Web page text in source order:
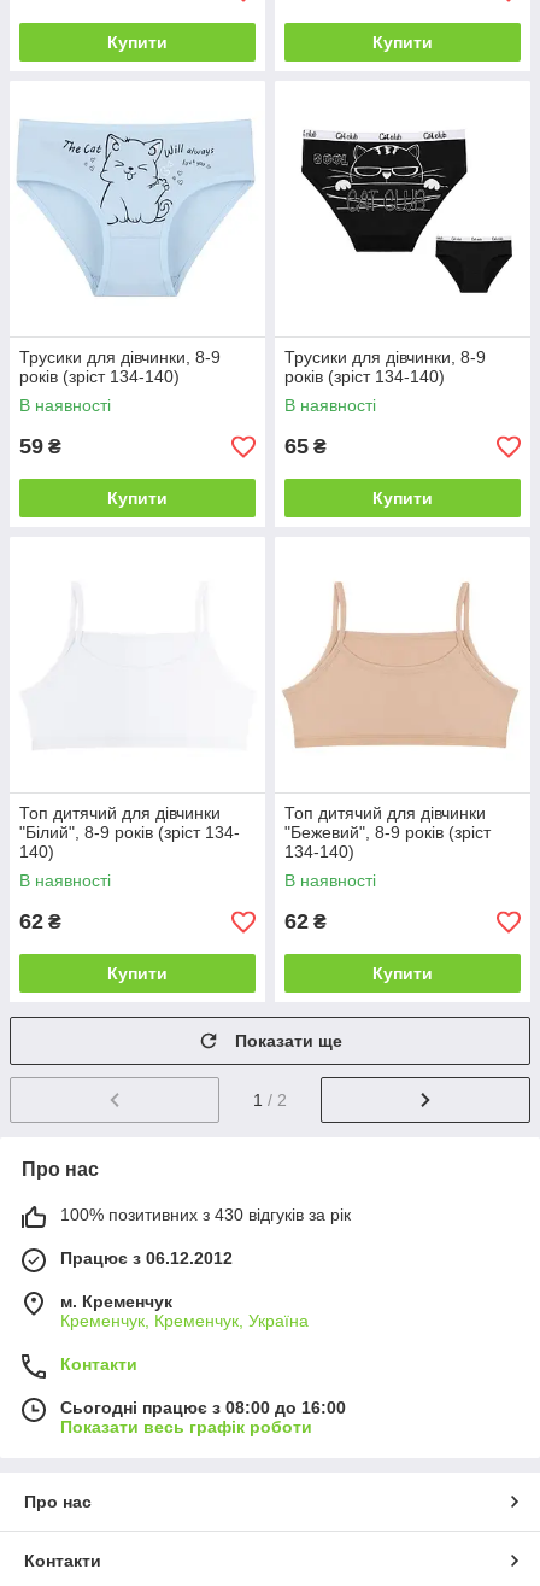
Купити Купити
Трусики для дівчинки, 8-9
років (зріст 134-140)
В наявності
59 ₴
Купити
Трусики для дівчинки, 8-9
років (зріст 134-140)
В наявності
65 ₴
Купити
Топ дитячий для дівчинки
"Білий", 8-9 років (зріст 134-
140)
В наявності
62 ₴
Купити
Топ дитячий для дівчинки
"Бежевий", 8-9 років (зріст
134-140)
В наявності
62 ₴
Купити
Показати ще
1 / 2
Про нас
100% позитивних з 430 відгуків за рік
Працює з 06.12.2012
м. Кременчук
Кременчук, Кременчук, Україна
Контакти
Сьогодні працює з 08:00 до 16:00
Показати весь графік роботи
Про нас
Контакти